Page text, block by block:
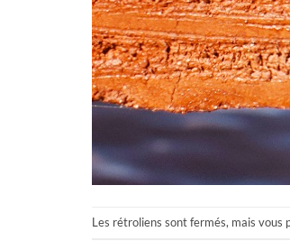
Les rétroliens sont fermés, mais vous